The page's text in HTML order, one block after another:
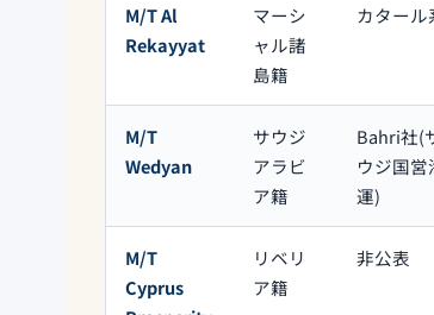
M/T Al
Rekayyat
マーシ
ャル諸
島籍
カタール
M/T
Wedyan
サウジ
アラビ
ア籍
Bahri社(
ウジ国営
運)
M/T
Cyprus
リベリ
ア籍
非公表